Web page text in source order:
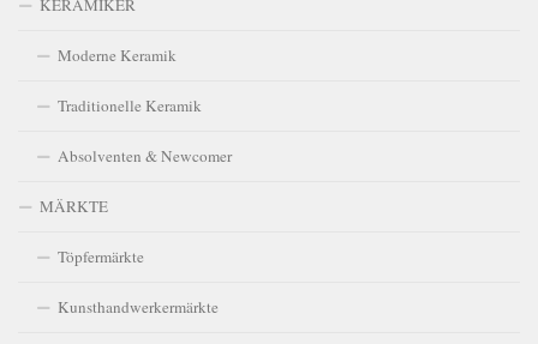
KERAMIKER
Moderne Keramik
Traditionelle Keramik
Absolventen & Newcomer
MÄRKTE
Töpfermärkte
Kunsthandwerkermärkte